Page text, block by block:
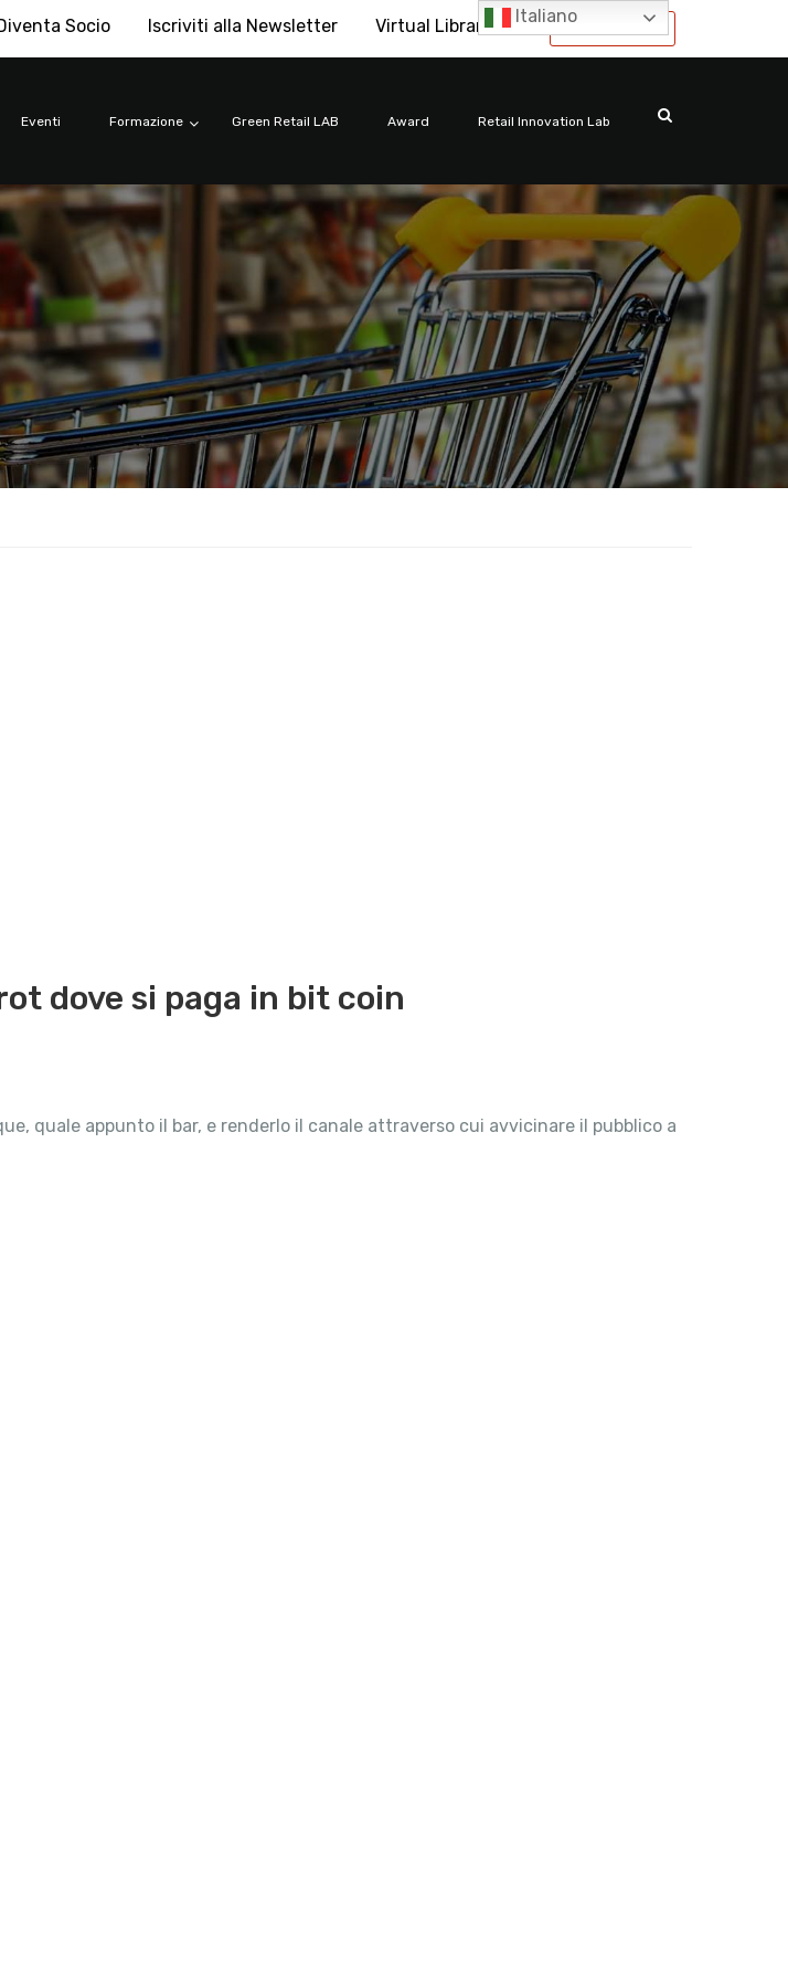
International
Socio Iscriviti alla Newsletter Virtual Library
Eventi Formazione Green Retail LAB Award Retail Innovation Lab
dove si paga in bit coin
quale appunto il bar, e renderlo il canale attraverso cui avvicinare il pubblico a
Italiano